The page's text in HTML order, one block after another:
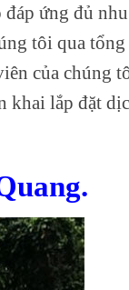
ứng đủ nhu
tôi qua tổng
của chúng
khai lắp đặt